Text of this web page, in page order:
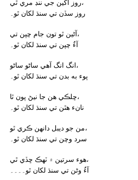
روز اکين جي ننڊ مري ٿي،
روز سڏن تي سنڌ لکان ٿو۔
آڻين ٿو تون جام چپن تي،
آءٌ چپن تي سنڌ لکان ٿو۔
انگ انگ آهي ساڻو ساڻو،
پوء به بدن تي سنڌ لکان ٿو۔
ڇلڪي هن جا نيڻ پون ٿا،
نانء هٿن تي سنڌ لکان ٿو۔
من جو ديبل دانهن ڪري ٿو،
سرد وچن تي سنڌ لکان ٿو۔
هوء سرتين ۾ ٽهڪ ڇڏي ٿي،
آءٌ وڻن تي سنڌ لکان ٿو۔۔۔۔